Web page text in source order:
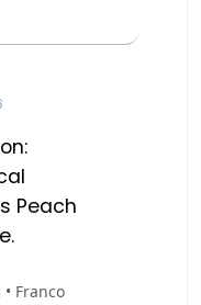
Peach
Franco